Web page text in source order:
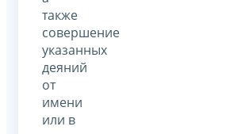
также
совершение
указанных
деяний
от
имени
или в